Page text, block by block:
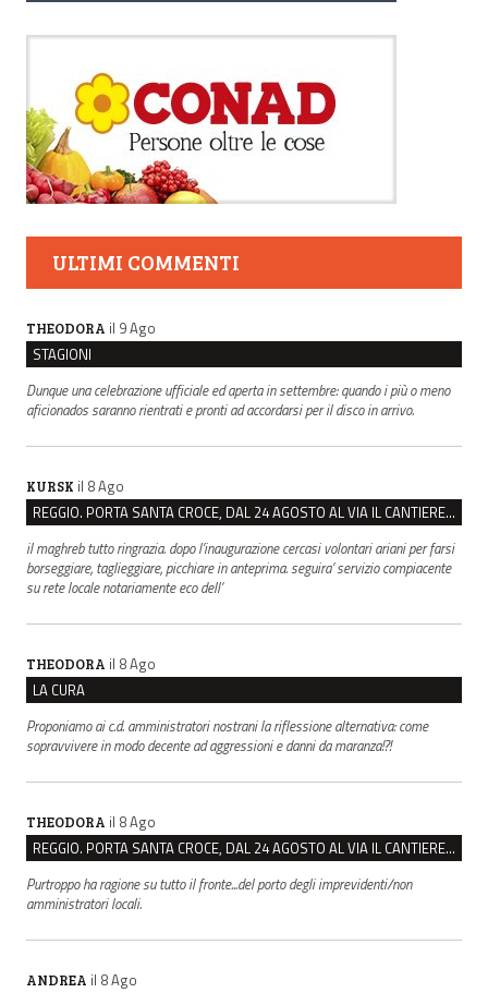
ULTIMI COMMENTI
THEODORA il 9 Ago
STAGIONI
Dunque una celebrazione ufficiale ed aperta in settembre: quando i più o meno
aficionados saranno rientrati e pronti ad accordarsi per il disco in arrivo.
KURSK il 8 Ago
REGGIO. PORTA SANTA CROCE, DAL 24 AGOSTO AL VIA IL CANTIERE PER IL NUOVO COLLETTORE FOGNARIO
il maghreb tutto ringrazia. dopo l’inaugurazione cercasi volontari ariani per farsi
borseggiare, taglieggiare, picchiare in anteprima. seguira’ servizio compiacente
su rete locale notariamente eco dell’
THEODORA il 8 Ago
LA CURA
Proponiamo ai c.d. amministratori nostrani la riflessione alternativa: come
sopravvivere in modo decente ad aggressioni e danni da maranza!?!
THEODORA il 8 Ago
REGGIO. PORTA SANTA CROCE, DAL 24 AGOSTO AL VIA IL CANTIERE PER IL NUOVO COLLETTORE FOGNARIO
Purtroppo ha ragione su tutto il fronte...del porto degli imprevidenti/non
amministratori locali.
ANDREA il 8 Ago